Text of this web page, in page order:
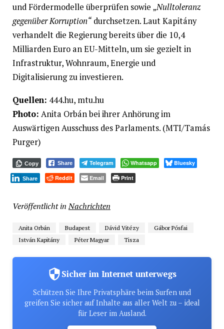
und Fördermodelle überprüfen sowie „Nulltoleranz
gegenüber Korruption“durchsetzen. Laut Kapitány
verhandelt die Regierung bereits über die 10,4
Milliarden Euro an EU-Mitteln, um sie gezielt in
Infrastruktur, Wohnraum, Energie und
Digitalisierung zu investieren.
Quellen: 444.hu, mtu.hu
Photo: Anita Orbán bei ihrer Anhörung im
Auswärtigen Ausschuss des Parlaments. (MTI/Tamás
Purger)
Copy Share Telegram Whatsapp Bluesky
Share Reddit Email Print
Veröffentlicht in Nachrichten
Anita Orbán Budapest Dávid Vitézy
Gábor Pósfai
István Kapitány
Péter Magyar Tisza
Sicher im Internet unterwegs
Schützen Sie Ihre Privatsphäre beim Surfen und
greifen Sie sicher auf Inhalte aus aller Welt zu – ideal
für Leser im Ausland.